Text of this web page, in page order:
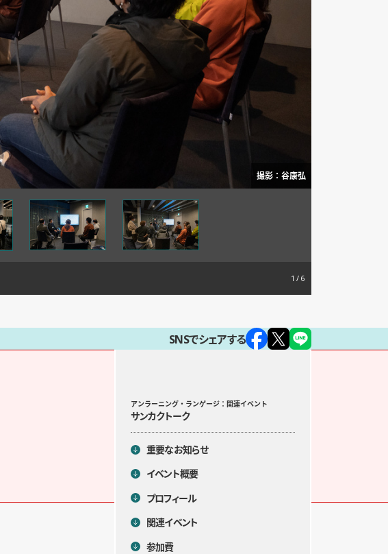
撮影：谷康弘
1
SNSでシェアする
目次
アンラーニング・ランゲージ：関連イベント
サンカクトーク
重要なお知らせ
イベント概要
プロフィール
関連イベント
参加費